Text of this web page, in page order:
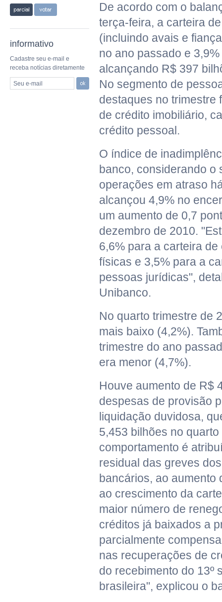
informativo
Cadastre seu e-mail e
receba notícias diretamente
Seu e-mail
De acordo com o
terça-feira, a carteira
(incluindo avais e
no ano passado e
alcançando R$ 397
No segmento de
destaques no trimestre
de crédito imobiliário,
crédito pessoal.
O índice de
banco, considerando o
operações em atraso
alcançou 4,9% no
um aumento de 0,7
dezembro de 2010.
6,6% para a carteira
físicas e 3,5% para a
pessoas jurídicas",
Unibanco.
No quarto trimestre de
mais baixo (4,2%).
trimestre do ano
era menor (4,7%).
Houve aumento de R$
despesas de provisão
liquidação duvidosa,
5,453 bilhões no
comportamento é
residual das greves
bancários, ao aumento
ao crescimento da
maior número de
créditos já baixados a
parcialmente
nas recuperações de
do recebimento do 13º
brasileira", explicou o